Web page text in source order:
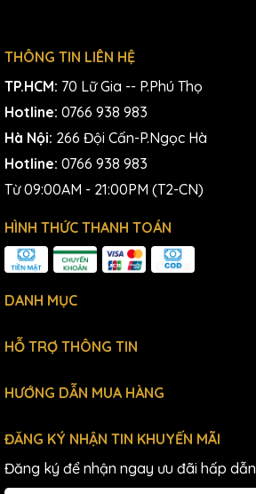
THÔNG TIN LIÊN HỆ
TP.HCM: 70 Lữ Gia -- P.Phú Thọ
Hotline: 0766 938 983
Hà Nội: 266 Đội Cấn-P.Ngọc Hà
Hotline: 0766 938 983
Từ 09:00AM - 21:00PM (T2-CN)
HÌNH THỨC THANH TOÁN
DANH MỤC
HỖ TRỢ THÔNG TIN
HƯỚNG DẪN MUA HÀNG
ĐĂNG KÝ NHẬN TIN KHUYẾN MÃI
Đăng ký để nhận ngay ưu đãi hấp dẫn